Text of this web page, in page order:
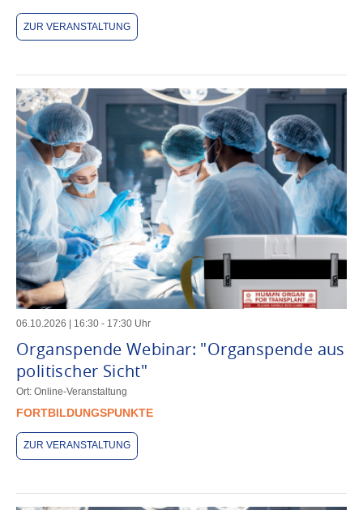
ZUR VERANSTALTUNG
06.10.2026 16:30 - 17:30 Uhr
Organspende Webinar: "Organspende aus
politischer Sicht"
Ort: Online-Veranstaltung
FORTBILDUNGSPUNKTE
ZUR VERANSTALTUNG